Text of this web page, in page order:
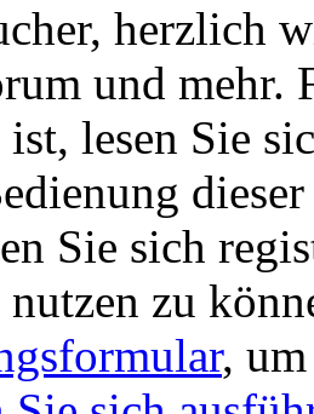
herzlich
und mehr.
ist, lesen Sie
Sie sich
nutzen zu
,